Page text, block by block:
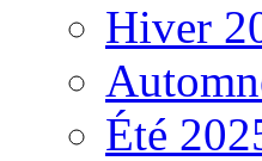
Hiver
Été